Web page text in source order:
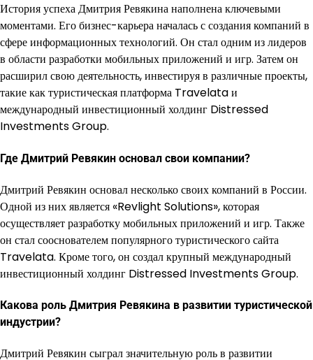
История успеха Дмитрия Ревякина наполнена ключевыми
моментами. Его бизнес-карьера началась с создания компаний в
сфере информационных технологий. Он стал одним из лидеров
в области разработки мобильных приложений и игр. Затем он
расширил свою деятельность, инвестируя в различные проекты,
такие как туристическая платформа Travelata и
международный инвестиционный холдинг Distressed
Investments Group.
Где Дмитрий Ревякин основал свои компании?
Дмитрий Ревякин основал несколько своих компаний в России.
Одной из них является «Revlight Solutions», которая
осуществляет разработку мобильных приложений и игр. Также
он стал сооснователем популярного туристического сайта
Travelata. Кроме того, он создал крупный международный
инвестиционный холдинг Distressed Investments Group.
Какова роль Дмитрия Ревякина в развитии туристической
индустрии?
Дмитрий Ревякин сыграл значительную роль в развитии